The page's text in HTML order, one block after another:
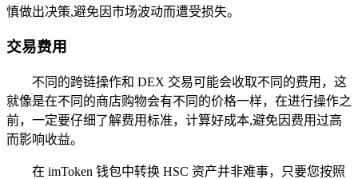
慎做出决策,避免因市场波动而遭受损失。
交易费用
不同的跨链操作和 DEX 交易可能会收取不同的费用，这
就像是在不同的商店购物会有不同的价格一样，在进行操作之
前，一定要仔细了解费用标准，计算好成本,避免因费用过高
而影响收益。
在 imToken 钱包中转换 HSC 资产并非难事，只要您按照